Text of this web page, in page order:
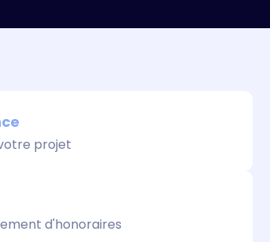
projet
d'honoraires